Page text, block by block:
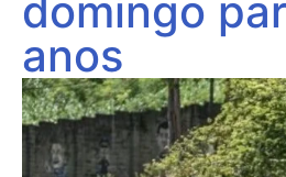
domingo
anos